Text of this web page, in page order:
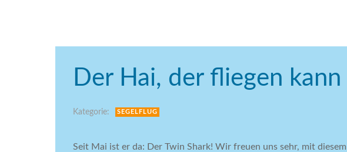
Der Hai, der fliegen kann
Kategorie: SEGELFLUG
Seit Mai ist er da: Der Twin Shark! Wir freuen uns sehr, mit